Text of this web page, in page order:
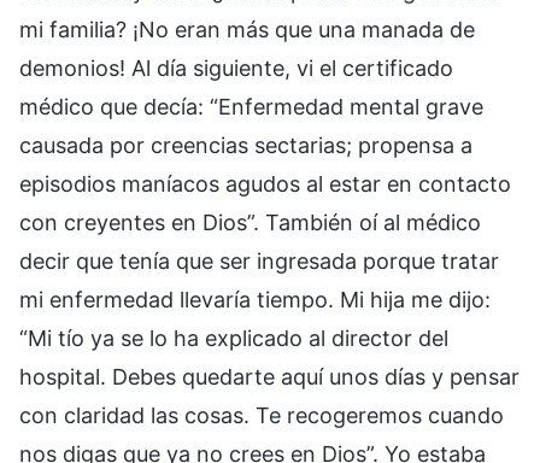
mi familia? ¡No eran más que una manada de
demonios! Al día siguiente, vi el certificado
médico que decía: “Enfermedad mental grave
causada por creencias sectarias; propensa a
episodios maníacos agudos al estar en contacto
con creyentes en Dios”. También oí al médico
decir que tenía que ser ingresada porque tratar
mi enfermedad llevaría tiempo. Mi hija me dijo:
“Mi tío ya se lo ha explicado al director del
hospital. Debes quedarte aquí unos días y pensar
con claridad las cosas. Te recogeremos cuando
nos digas que ya no crees en Dios”. Yo estaba